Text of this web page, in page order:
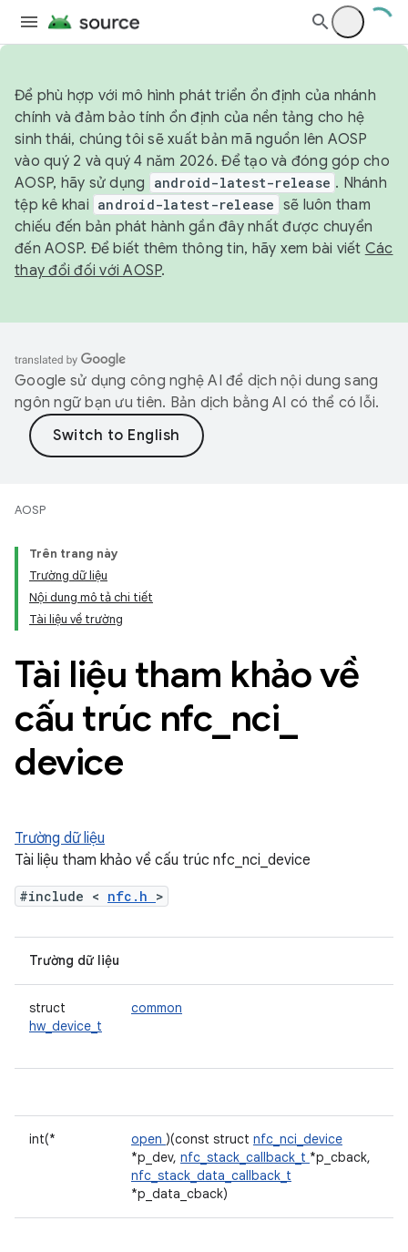
Để phù hợp với mô hình phát triển ổn định của nhánh
chính và đảm bảo tính ổn định của nền tảng cho hệ
sinh thái, chúng tôi sẽ xuất bản mã nguồn lên AOSP
vào quý 2 và quý 4 năm 2026. Để tạo và đóng góp cho
AOSP, hãy sử dụng
android-latest-release . Nhánh
tệp kê khai android-latest-release sẽ luôn tham
chiếu đến bản phát hành gần đây nhất được chuyển
đến AOSP. Để biết thêm thông tin, hãy xem bài viết Các
thay đổi đối với AOSP.
Google sử dụng công nghệ AI để dịch nội dung sang
ngôn ngữ bạn ưu tiên. Bản dịch bằng AI có thể có lỗi.
AOSP
Trên trang này
Trường dữ liệu
Nội dung mô tả chi tiết
Tài liệu về trường
Tài liệu tham khảo về
cấu trúc nfc nci
device
Trường dữ liệu
Tài liệu tham khảo về cấu trúc nfc_nci_device
#include < nfc.h >
Trường dữ liệu
struct
hw_device_t
common
int(* open )(const struct nfc_nci_device
*p_dev, nfc_stack_callback_t *p_cback,
nfc_stack_data_callback_t
*p_data_cback)